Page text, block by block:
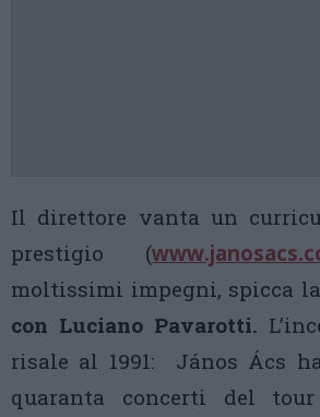
Il direttore vanta un
prestigio (
moltissimi impegni, spicca la
con Luciano Pavarotti.
risale al 1991: János Ács
quaranta concerti del